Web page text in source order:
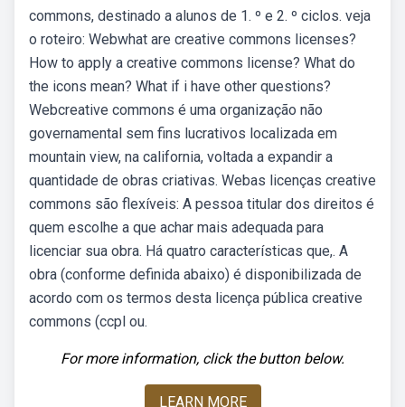
commons, destinado a alunos de 1. º e 2. º ciclos. veja
o roteiro: Webwhat are creative commons licenses?
How to apply a creative commons license? What do
the icons mean? What if i have other questions?
Webcreative commons é uma organização não
governamental sem fins lucrativos localizada em
mountain view, na california, voltada a expandir a
quantidade de obras criativas. Webas licenças creative
commons são flexíveis: A pessoa titular dos direitos é
quem escolhe a que achar mais adequada para
licenciar sua obra. Há quatro características que,. A
obra (conforme definida abaixo) é disponibilizada de
acordo com os termos desta licença pública creative
commons (ccpl ou.
For more information, click the button below.
LEARN MORE